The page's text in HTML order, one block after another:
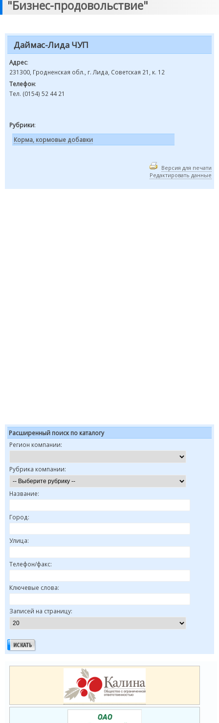
"Бизнес-продовольствие"
Даймас-Лида ЧУП
Адрес:
231300, Гродненская обл., г. Лида, Советская 21, к. 12
Телефон:
Тел. (0154) 52 44 21
Рубрики:
Корма, кормовые добавки
Версия для печати
Редактировать данные
Расширенный поиск по каталогу
Регион компании:
Рубрика компании:
Название:
Город:
Улица:
Телефон/факс:
Ключевые слова:
Записей на страницу: